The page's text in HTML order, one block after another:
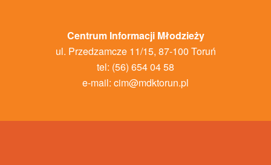
Centrum Informacji Młodzieży
ul. Przedzamcze 11/15, 87-100 Toruń
tel: (56) 654 04 58
e-mail: cim@mdktorun.pl